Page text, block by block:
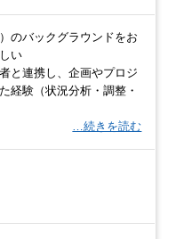
のバックグラウンドをお
い
と連携し、企画やプロジ
経験（状況分析・調整・
…続きを読む